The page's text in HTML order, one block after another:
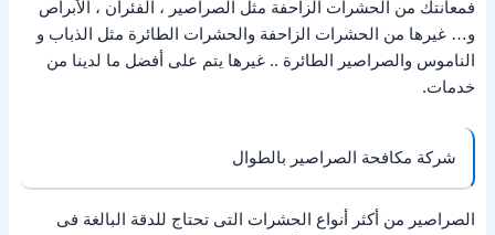
فمعانتك من الحشرات الزاحفة مثل الصراصير ، الفئران ، الأبراص
و… غيرها من الحشرات الزاحفة والحشرات الطائرة مثل الذباب و
الناموس والصراصير الطائرة .. غيرها يتم على أفضل ما لدينا من
خدمات.
شركة مكافحة الصراصير بالطوال
الصراصير من أكثر أنواع الحشرات التى تحتاج للدقة البالغة فى